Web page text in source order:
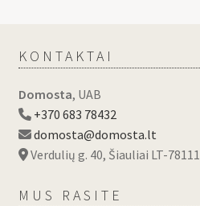
KONTAKTAI
Domosta, UAB
+370 683 78432
domosta@domosta.lt
Verdulių g. 40, Šiauliai LT-78111
MUS RASITE